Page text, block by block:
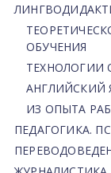
ОБУЧЕНИЯ
ТЕХНОЛОГИИ
АНГЛИЙСКИЙ
ИЗ ОПЫТА
ПЕДАГОГИКА.